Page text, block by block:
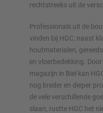
rechtstreeks uit de
Professionals uit de
vinden bij HGC, naast
houtmaterialen,
en vloerbedekking.
magazijn in Biel kan
nog breder en dieper
de vele verschillende
slaan, rustte HGC het
– inclusief directe aanvraag
Configureer stelling nu